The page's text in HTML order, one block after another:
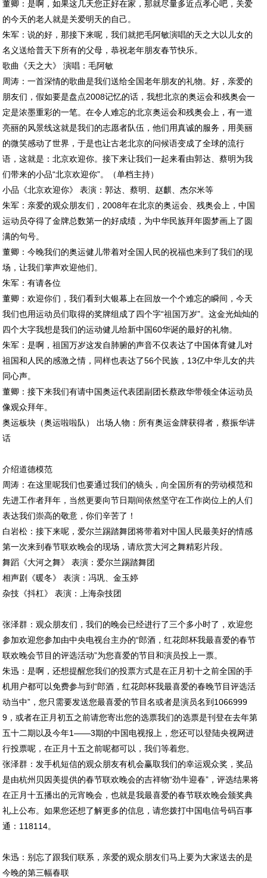
董卿：是啊，如果这几天您正好在家，那就尽量多近点孝心吧，关爱
的今天的老人就是关爱明天的自己。
朱军：说的好，那接下来呢，我们就把毛阿敏演唱的天之大以儿女的
名义送给普天下所有的父母，恭祝老年朋友春节快乐。
歌曲《天之大》 演唱：毛阿敏
周涛：一首深情的歌曲是我们送给全国老年朋友的礼物。好，亲爱的
朋友们，假如要是盘点2008记忆的话，我想北京的奥运会和残奥会一
定是浓墨重彩的一笔。在令人难忘的北京奥运会和残奥会上，有一道
亮丽的风景线这就是我们的志愿者队伍，他们用真诚的服务，用美丽
的微笑感动了世界，于是也让古老北京的问候语变成了全球的流行
语，这就是：北京欢迎你。接下来让我们一起来看由郭达、蔡明为我
们带来的小品“北京欢迎你”。（单档主持）
小品《北京欢迎你》 表演：郭达、蔡明、赵麒、杰尔米等
朱军：亲爱的观众朋友们，2008年在北京的奥运会、残奥会上，中国
运动员夺得了金牌总数第一的好成绩，为中华民族拜年圆梦画上了圆
满的句号。
董卿：今晚我们的奥运健儿带着对全国人民的祝福也来到了我们的现
场，让我们掌声欢迎他们。
朱军：有请各位
董卿：欢迎你们，我们看到大银幕上在回放一个个难忘的瞬间，今天
我们也用运动员们取得的奖牌组成了四个字“祖国万岁”。这金光灿灿的
四个大字我想是我们的运动健儿给新中国60华诞的最好的礼物。
朱军：是啊，祖国万岁这发自肺腑的声音不仅表达了中国体育健儿对
祖国和人民的感激之情，同样也表达了56个民族，13亿中华儿女的共
同心声。
董卿：接下来我们有请中国奥运代表团副团长蔡政华带领全体运动员
像观众拜年。
奥运板块（奥运啦啦队） 出场人物：所有奥运金牌获得者，蔡振华讲
话
介绍道德模范
周涛：在这里呢我们也要通过我们的镜头，向全国所有的劳动模范和
先进工作者拜年，当然更要向节日期间依然坚守在工作岗位上的人们
表达我们崇高的敬意，你们辛苦了！
白岩松：接下来呢，爱尔兰踢踏舞团将带着对中国人民最美好的情感
第一次来到春节联欢晚会的现场，请欣赏大河之舞精彩片段。
舞蹈《大河之舞》 表演：爱尔兰踢踏舞团
相声剧《暖冬》 表演：冯巩、金玉婷
杂技《抖杠》 表演：上海杂技团
张泽群：观众朋友们，我们的晚会已经进行了三个多小时了，欢迎您
参加欢迎您参加由中央电视台主办的“郎酒，红花郎杯我最喜爱的春节
联欢晚会节目的评选活动”为您喜爱的节目和演员投上一票。
朱迅：是啊，还想提醒您我们的投票方式是在正月初十之前全国的手
机用户都可以免费参与到“郎酒，红花郎杯我最喜爱的春晚节目评选活
动当中”，您只需要发送您最喜爱的节目名或者是演员名到1066999
9，或者在正月初五之前请您寄出您的选票我们的选票是刊登在去年第
五十二期以及今年1——3期的中国电视报上，您还可以登陆央视网进
行投票呢，在正月十五之前呢都可以，我们等着您。
张泽群：发手机短信的观众朋友有机会赢取我们的幸运观众奖，奖品
是由杭州贝因美提供的春节联欢晚会的吉祥物“劲牛迎春”，评选结果将
在正月十五播出的元宵晚会，也就是我最喜爱的春节联欢晚会颁奖典
礼上公布。如果您还想了解更多的信息，请您拨打中国电信号码百事
通：118114。
朱迅：别忘了跟我们联系，亲爱的观众朋友们马上要为大家送去的是
今晚的第三幅春联